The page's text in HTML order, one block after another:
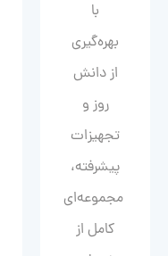
با
بهره‌گیری
از دانش
روز و
تجهیزات
پیشرفته،
مجموعه‌ای
کامل از